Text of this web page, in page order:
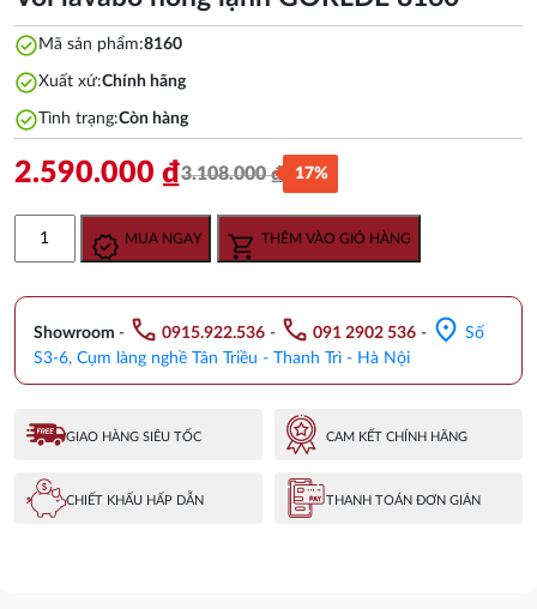
check_circle Mã sản phẩm:8160
check_circleXuất xứ:Chính hãng
check_circleTình trạng:Còn hàng
3.108.000₫
Giá
gốc
là:
2.590.000 ₫
Giá
hiện
tại
2.590.000 ₫.
17%
lạnh
GORLDE
8160
số
MUA NGAY THÊM VÀO GIỎ HÀNG
Showroom - call 0915.922.536 - call 091 2902 536 - location_on Số
S3-6, Cụm làng nghề Tân Triều - Thanh Trì - Hà Nội
GIAO HÀNG SIÊU TỐC CAM KẾT CHÍNH HÃNG
CHIẾT KHẤU HẤP DẪN THANH TOÁN ĐƠN GIẢN